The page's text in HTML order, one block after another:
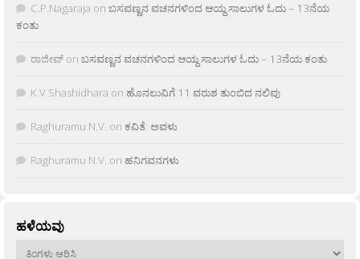
C.P.Nagaraja on ಬಸವಣ್ಣನ ವಚನಗಳಿಂದ ಆಯ್ದ ಸಾಲುಗಳ ಓದು – 13ನೆಯ
ಕಂತು
ರಾಜೀವ್ on ಬಸವಣ್ಣನ ವಚನಗಳಿಂದ ಆಯ್ದ ಸಾಲುಗಳ ಓದು – 13ನೆಯ ಕಂತು
K.V Shashidhara on ಹೊನಲುವಿಗೆ 11 ವರುಶ ತುಂಬಿದ ನಲಿವು
Raghuramu N.V. on ಕವಿತೆ: ಅವಳು
Raghuramu N.V. on ಹನಿಗವನಗಳು
ಹಳೆಯವು
ಹಳೆಯವು